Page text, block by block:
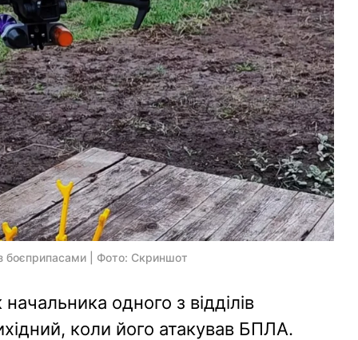
боєприпасами | Фото: Скриншот
одного з відділів
коли його атакував БПЛА.